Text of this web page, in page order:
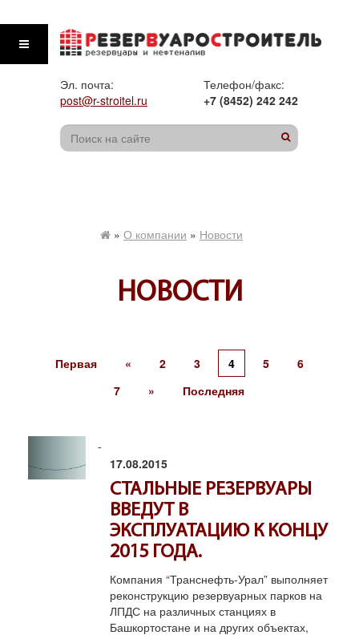
Эл. почта:
post@r-stroitel.ru
Телефон/факс:
+7 (8452) 242 242
» О компании » Новости
НОВОСТИ
Первая « 2 3 4 5
6
7
» Последняя
17.08.2015
СТАЛЬНЫЕ РЕЗЕРВУАРЫ
ВВЕДУТ В
ЭКСПЛУАТАЦИЮ К КОНЦУ
2015 ГОДА.
Компания “Транснефть-Урал” выполняет
реконструкцию резервуарных парков на
ЛПДС на различных станциях в
Башкортостане и на других объектах,